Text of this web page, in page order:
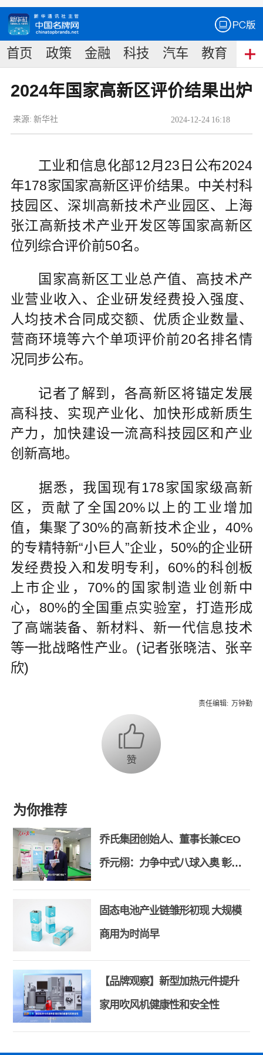
首页 政策 金融 科技 汽车 教育 食
2024年国家高新区评价结果出炉
2024-12-24 16:18
来源: 新华社
工业和信息化部12月23日公布2024
年178家国家高新区评价结果。中关村科
技园区、深圳高新技术产业园区、上海
张江高新技术产业开发区等国家高新区
位列综合评价前50名。
国家高新区工业总产值、高技术产
业营业收入、企业研发经费投入强度、
人均技术合同成交额、优质企业数量、
营商环境等六个单项评价前20名排名情
况同步公布。
记者了解到，各高新区将锚定发展
高科技、实现产业化、加快形成新质生
产力，加快建设一流高科技园区和产业
创新高地。
据悉，我国现有178家国家级高新
区，贡献了全国20%以上的工业增加
值，集聚了30%的高新技术企业，40%
的专精特新“小巨人”企业，50%的企业研
发经费投入和发明专利，60%的科创板
上市企业，70%的国家制造业创新中
心，80%的全国重点实验室，打造形成
了高端装备、新材料、新一代信息技术
等一批战略性产业。(记者张晓洁、张辛
欣)
责任编辑: 万钟勤
为你推荐
乔氏集团创始人、董事长兼CEO
乔元栩：力争中式八球入奥 彰显
和合共生精神
固态电池产业链雏形初现 大规模
商用为时尚早
【品牌观察】新型加热元件提升
家用吹风机健康性和安全性